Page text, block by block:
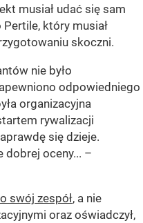
musiał udać się sam
który musiał
skoczni.
nie było
odpowiedniego
organizacyjna
rywalizacji
się dzieje.
dobrej oceny... –
swój zespół, a nie
oraz oświadczył,